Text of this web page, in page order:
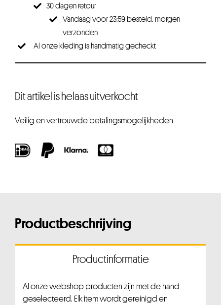
30 dagen retour
Vandaag voor 23:59 besteld, morgen
verzonden
Al onze kleding is handmatig gecheckt
Dit artikel is helaas uitverkocht
Veilig en vertrouwde betalingsmogelijkheden
Productbeschrijving
Productinformatie
Al onze webshop producten zijn met de hand
geselecteerd. Elk item wordt gereinigd en